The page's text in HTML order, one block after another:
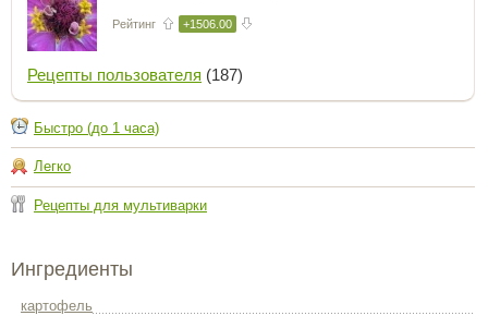
Рейтинг +1506.00
Рецепты пользователя (187)
Быстро (до 1 часа)
Легко
Рецепты для мультиварки
Ингредиенты
картофель